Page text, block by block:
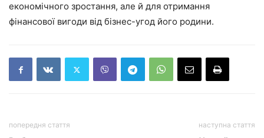
економічного зростання, але й для отримання
фінансової вигоди від бізнес-угод його родини.
попередня стаття наступна стаття